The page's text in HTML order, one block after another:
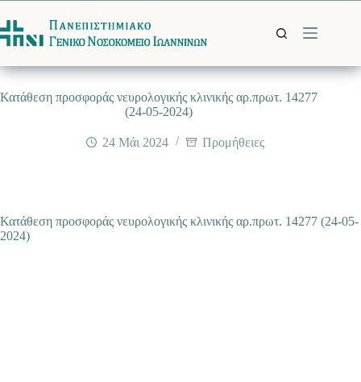
στο
περιεχόμενο
Κατάθεση προσφοράς νευρολογικής κλινικής αρ.πρωτ. 14277
(24-05-2024)
24 Μάι 2024 Προμήθειες
Κατάθεση προσφοράς νευρολογικής κλινικής αρ.πρωτ. 14277 (24-05-
2024)